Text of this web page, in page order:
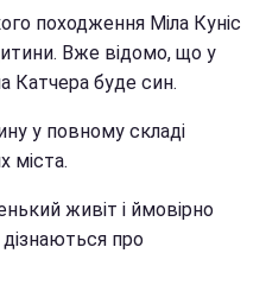
походження Міла Куніс
Вже відомо, що у
Катчера буде син.
у повному складі
міста.
живіт і ймовірно
про